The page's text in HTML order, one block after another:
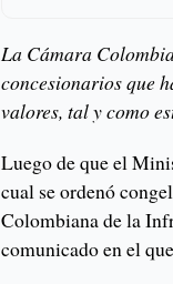
La Cámara
concesionarios que
valores, tal y como
Luego de que el
cual se ordenó
Colombiana de la
comunicado en el